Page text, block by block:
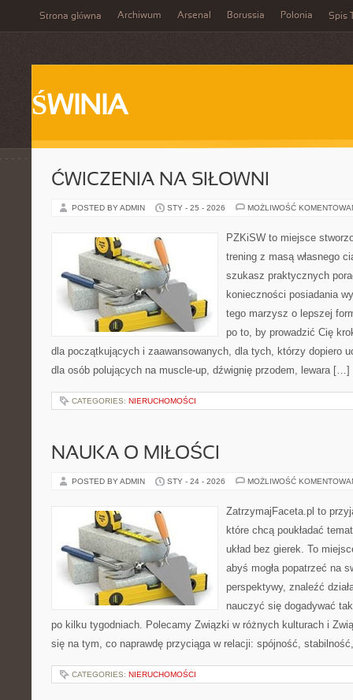
Strona główna Archiwum Arsenal Borussia Polonia Spis
ŚWINIA
ĆWICZENIA NA SIŁOWNI
POSTED BY ADMIN STY - 25 - 2026 MOŻLIWOŚĆ
PZKiSW to miejsce
trening z masą własnego
szukasz praktycznych
konieczności posiadania
tego marzysz o lepszej
po to, by prowadzić Cię
dla początkujących i zaawansowanych, dla tych, którzy dopiero
dla osób polujących na muscle-up, dźwignię przodem, lewara […]
CATEGORIES: NIERUCHOMOŚCI
NAUKA O MIŁOŚCI
POSTED BY ADMIN STY - 24 - 2026 MOŻLIWOŚĆ
ZatrzymajFaceta.pl to
które chcą poukładać
układ bez gierek. To
abyś mogła popatrzeć na
perspektywy, znaleźć
nauczyć się dogadywać
po kilku tygodniach. Polecamy Związki w różnych kulturach i
się na tym, co naprawdę przyciąga w relacji: spójność,
CATEGORIES: NIERUCHOMOŚCI